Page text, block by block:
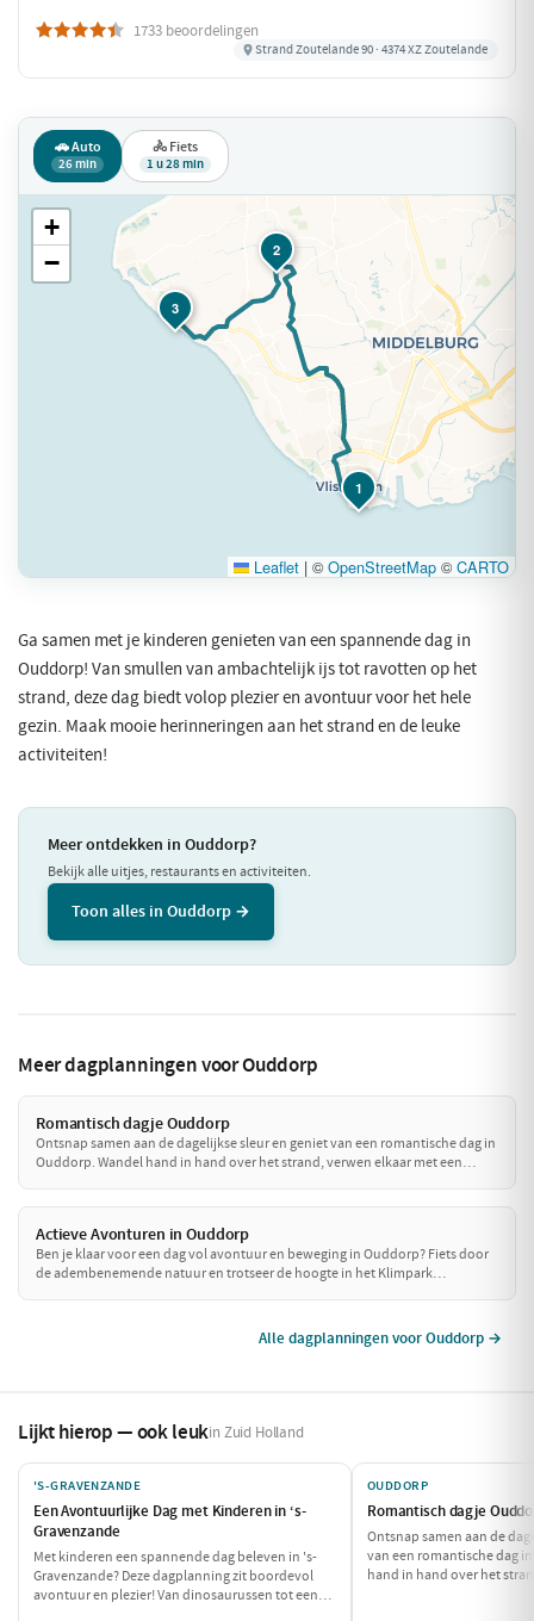
1733 beoordelingen
Strand Zoutelande 90 · 4374 XZ Zoutelande
🚗 Auto
26 min
🚴 Fiets
1 u 28 min
1
2
3
+
−
Leaflet | © OpenStreetMap © CARTO
Ga samen met je kinderen genieten van een spannende dag in
Ouddorp! Van smullen van ambachtelijk ijs tot ravotten op het
strand, deze dag biedt volop plezier en avontuur voor het hele
gezin. Maak mooie herinneringen aan het strand en de leuke
activiteiten!
Meer ontdekken in Ouddorp?
Bekijk alle uitjes, restaurants en activiteiten.
Toon alles in Ouddorp →
Meer dagplanningen voor Ouddorp
Romantisch dagje Ouddorp
Ontsnap samen aan de dagelijkse sleur en geniet van een romantische dag in
Ouddorp. Wandel hand in hand over het strand, verwen elkaar met een
Actieve Avonturen in Ouddorp
Ben je klaar voor een dag vol avontuur en beweging in Ouddorp? Fiets door
de adembenemende natuur en trotseer de hoogte in het Klimpark
Alle dagplanningen voor Ouddorp →
Lijkt hierop — ook leukin Zuid Holland
'S-GRAVENZANDE
Een Avontuurlijke Dag met Kinderen in ‘s-
Gravenzande
Met kinderen een spannende dag beleven in 's-
Gravenzande? Deze dagplanning zit boordevol
avontuur en plezier! Van dinosaurussen tot een
OUDDORP
Romantisch dagje
Ontsnap samen aan de
van een romantische dag
hand in hand over het